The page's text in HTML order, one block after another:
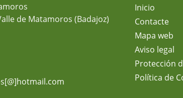
de Matamoros (Badajoz)
Inicio
Contacte
Mapa web
Aviso legal
Protección
Política de